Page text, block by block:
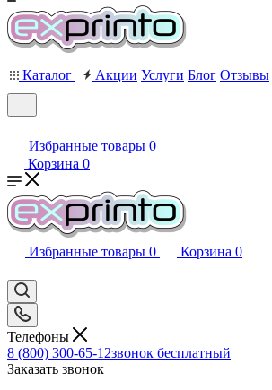
Каталог Акции Услуги Блог Отзывы
Избранные товары 0
Корзина 0
Избранные товары 0 Корзина 0
Телефоны
8 (800) 300-65-12звонок бесплатный
Заказать звонок